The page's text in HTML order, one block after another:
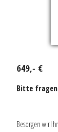
649,- €
Bitte fragen
Besorgen wir